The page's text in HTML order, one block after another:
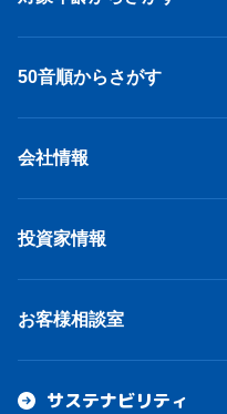
50音順からさがす
会社情報
投資家情報
お客様相談室
サステナビリティ